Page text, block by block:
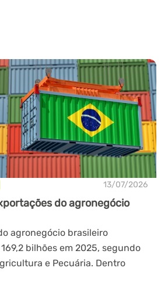
13/07/2026
do agronegócio
agronegócio brasileiro
bilhões em 2025, segundo
e Pecuária. Dentro